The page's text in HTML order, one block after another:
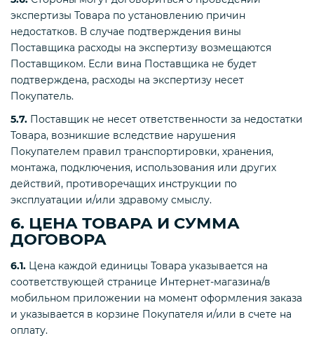
экспертизы Товара по установлению причин
недостатков. В случае подтверждения вины
Поставщика расходы на экспертизу возмещаются
Поставщиком. Если вина Поставщика не будет
подтверждена, расходы на экспертизу несет
Покупатель.
5.7. Поставщик не несет ответственности за недостатки
Товара, возникшие вследствие нарушения
Покупателем правил транспортировки, хранения,
монтажа, подключения, использования или других
действий, противоречащих инструкции по
эксплуатации и/или здравому смыслу.
6. ЦЕНА ТОВАРА И СУММА
ДОГОВОРА
6.1. Цена каждой единицы Товара указывается на
соответствующей странице Интернет-магазина/в
мобильном приложении на момент оформления заказа
и указывается в корзине Покупателя и/или в счете на
оплату.